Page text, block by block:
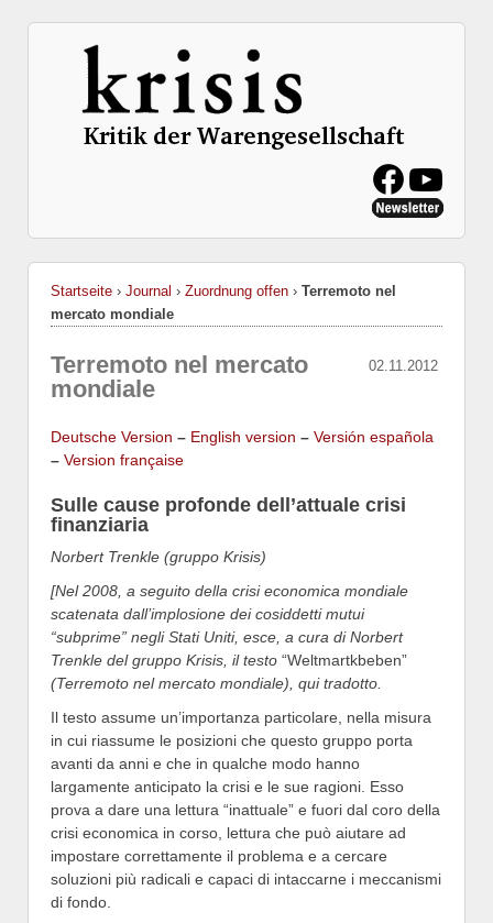
Startseite › Journal › Zuordnung offen › Terremoto nel
mercato mondiale
02.11.2012
Terremoto nel mercato
mondiale
Deutsche Version – English version – Versión española
– Version française
Sulle cause profonde dell’attuale crisi
finanziaria
Norbert Trenkle (gruppo Krisis)
[Nel 2008, a seguito della crisi economica mondiale
scatenata dall’implosione dei cosiddetti mutui
“subprime” negli Stati Uniti, esce, a cura di Norbert
Trenkle del gruppo Krisis, il testo “Weltmartkbeben”
(Terremoto nel mercato mondiale), qui tradotto.
Il testo assume un’importanza particolare, nella misura
in cui riassume le posizioni che questo gruppo porta
avanti da anni e che in qualche modo hanno
largamente anticipato la crisi e le sue ragioni. Esso
prova a dare una lettura “inattuale” e fuori dal coro della
crisi economica in corso, lettura che può aiutare ad
impostare correttamente il problema e a cercare
soluzioni più radicali e capaci di intaccarne i meccanismi
di fondo.